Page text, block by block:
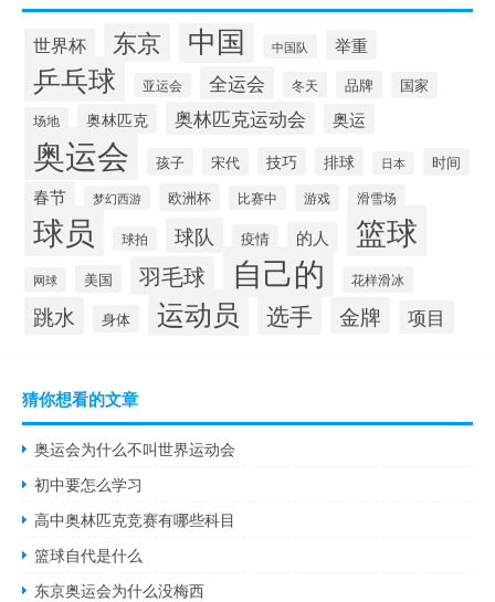
世界杯 东京 中国 中国队 举重
乒乓球 亚运会 全运会 冬天 品牌 国家
场地 奥林匹克 奥林匹克运动会 奥运
奥运会 孩子 宋代 技巧 排球 日本 时间
春节 梦幻西游 欧洲杯 比赛中 游戏 滑雪场
球员 球拍 球队 疫情 的人 篮球
网球 美国 羽毛球 自己的 花样滑冰
跳水 身体 运动员 选手 金牌 项目
猜你想看的文章
奥运会为什么不叫世界运动会
初中要怎么学习
高中奥林匹克竞赛有哪些科目
篮球自代是什么
东京奥运会为什么没梅西